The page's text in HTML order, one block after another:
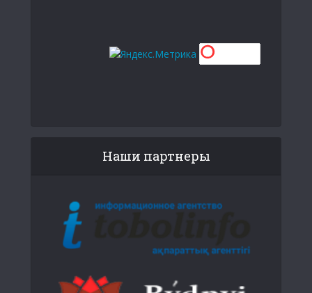
Наши партнеры